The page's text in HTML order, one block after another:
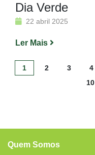
Dia Verde
22 abril 2025
Ler Mais
1 2 3 4
10
Quem Somos